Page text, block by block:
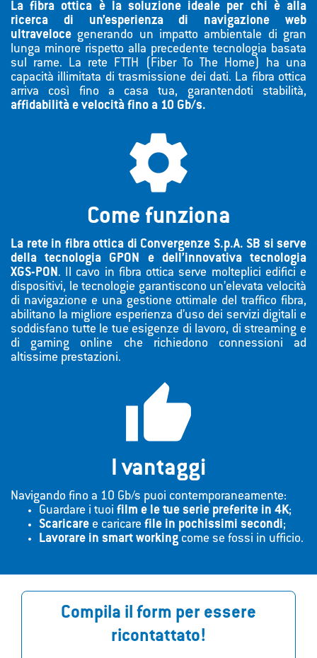
La fibra ottica è la soluzione ideale per chi è alla
ricerca di un’esperienza di navigazione web
ultraveloce generando un impatto ambientale di gran
lunga minore rispetto alla precedente tecnologia basata
sul rame. La rete FTTH (Fiber To The Home) ha una
capacità illimitata di trasmissione dei dati. La fibra ottica
arriva così fino a casa tua, garantendoti stabilità,
affidabilità e velocità fino a 10 Gb/s.

Come funziona
La rete in fibra ottica di Convergenze S.p.A. SB si serve
della tecnologia GPON e dell’innovativa tecnologia
XGS-PON. Il cavo in fibra ottica serve molteplici edifici e
dispositivi, le tecnologie garantiscono un’elevata velocità
di navigazione e una gestione ottimale del traffico fibra,
abilitano la migliore esperienza d’uso dei servizi digitali e
soddisfano tutte le tue esigenze di lavoro, di streaming e
di gaming online che richiedono connessioni ad
altissime prestazioni.

I vantaggi
Navigando fino a 10 Gb/s puoi contemporaneamente:
Guardare i tuoi film e le tue serie preferite in 4K;
Scaricare e caricare file in pochissimi secondi;
Lavorare in smart working come se fossi in ufficio.
Compila il form per essere
ricontattato!